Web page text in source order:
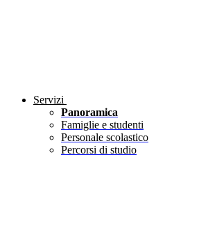
Servizi
Panoramica
Famiglie e studenti
Personale scolastico
Percorsi di studio